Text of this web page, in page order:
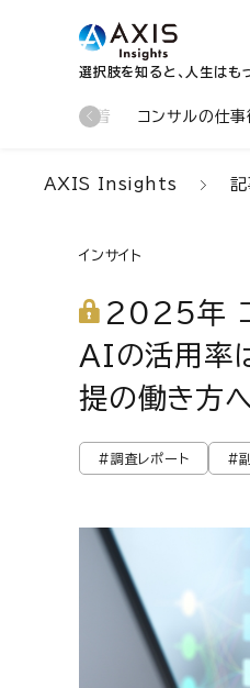
選択肢を知ると、人生はも
新着 コンサルの仕事
AXIS Insights 記
インサイト
2025年
AIの活用率
提の働き方へ
#調査レポート #